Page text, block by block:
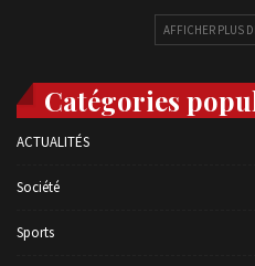
AFFICHER PLUS
Catégories
ACTUALITÉS
Société
Sports